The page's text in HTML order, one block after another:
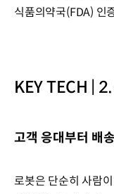
식품의약국(FDA) 인
KEY TECH |
고객 응대부터 배
로봇은 단순히 사람